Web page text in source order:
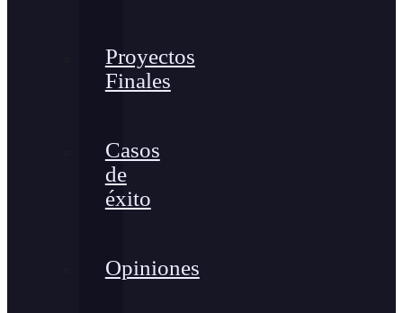
Proyectos
Finales
Casos
de
éxito
Opiniones